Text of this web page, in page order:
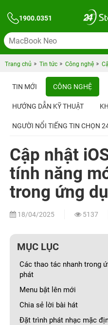
1900.0351
Trang chủ Tin tức Công nghệ
TIN MỚI CÔNG NGHỆ
HƯỚNG DẪN KỸ THUẬT
NGƯỜI NỔI TIẾNG TIN CHỌN
Cập nhật
tính năng
trong ứng
18/04/2025 5137
MỤC LỤC
Các thao tác nhanh trong
phát
Menu bật lên mới
Chia sẻ lời bài hát
Đặt trình phát nhạc mặc